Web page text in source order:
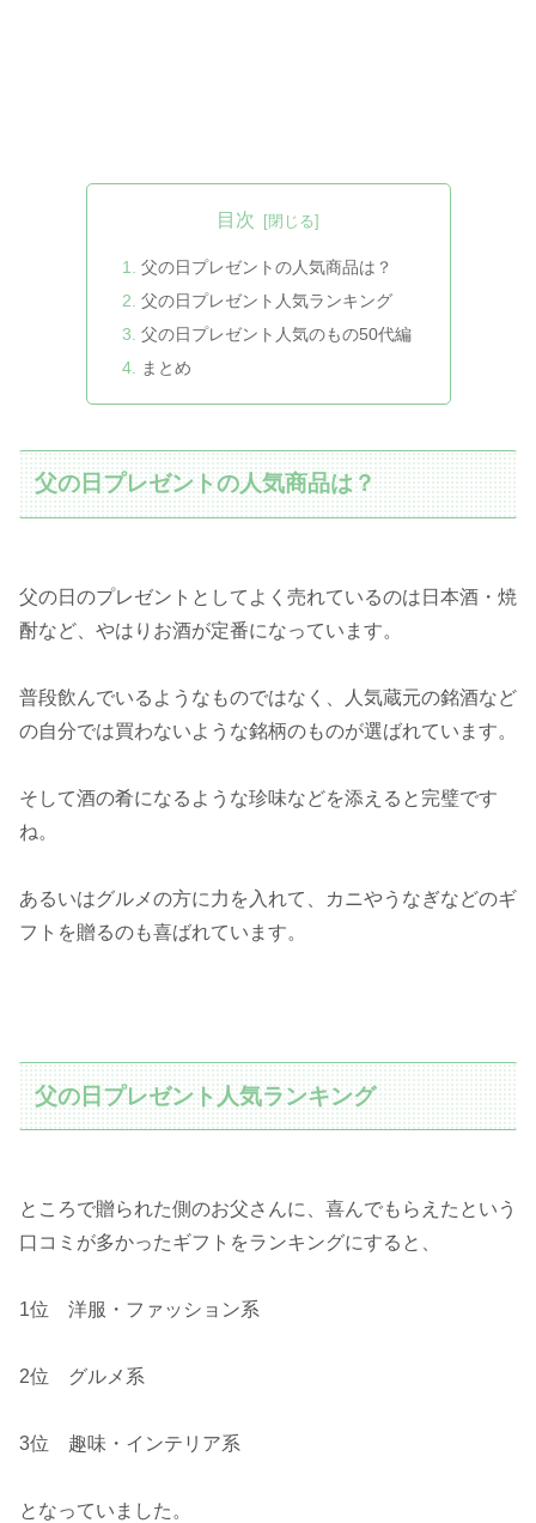
目次
父の日プレゼントの人気商品は？
父の日プレゼント人気ランキング
父の日プレゼント人気のもの50代編
まとめ
父の日プレゼントの人気商品は？
父の日のプレゼントとしてよく売れているのは日本酒・焼
酎など、やはりお酒が定番になっています。
普段飲んでいるようなものではなく、人気蔵元の銘酒など
の自分では買わないような銘柄のものが選ばれています。
そして酒の肴になるような珍味などを添えると完璧です
ね。
あるいはグルメの方に力を入れて、カニやうなぎなどのギ
フトを贈るのも喜ばれています。
父の日プレゼント人気ランキング
ところで贈られた側のお父さんに、喜んでもらえたという
口コミが多かったギフトをランキングにすると、
1位 洋服・ファッション系
2位 グルメ系
3位 趣味・インテリア系
となっていました。